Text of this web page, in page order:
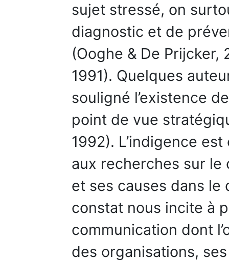
sujet stressé, on
diagnostic et de
(Ooghe & De Prijcker,
1991). Quelques
souligné l’existence
point de vue
1992). L’indigence
aux recherches sur
et ses causes dans le
constat nous incite à
communication dont
des organisations,